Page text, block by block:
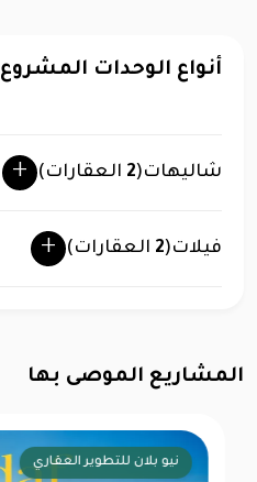
أنواع الوحدات المشروع
شاليهات(
2
فيلات(
2
المشاريع الموصى بها
ليبرتي للتطوير العقاري